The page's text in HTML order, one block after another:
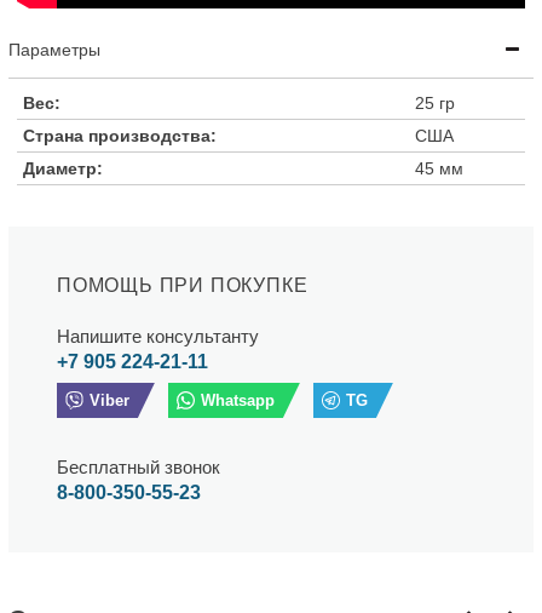
Параметры
Вес:
25 гр
Страна производства:
США
Диаметр:
45 мм
ПОМОЩЬ ПРИ ПОКУПКЕ
Напишите консультанту
+7 905 224-21-11
Viber Whatsapp TG
Бесплатный звонок
8-800-350-55-23